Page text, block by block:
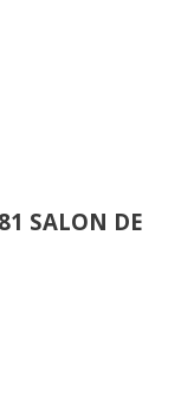
SALON DE